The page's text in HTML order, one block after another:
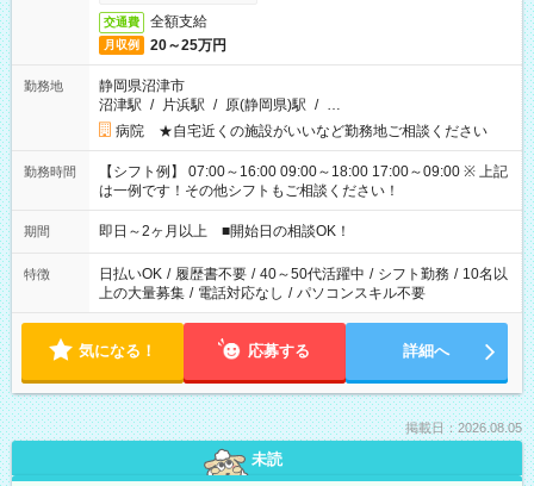
交通費 全額支給
月収例 20～25万円
勤務地
静岡県沼津市
沼津駅 / 片浜駅 / 原(静岡県)駅 / …
病院 ★自宅近くの施設がいいなど勤務地ご相談ください
勤務時間
【シフト例】 07:00～16:00 09:00～18:00 17:00～09:00 ※ 上記
は一例です！その他シフトもご相談ください！
期間 即日～2ヶ月以上 ■開始日の相談OK！
特徴 日払いOK / 履歴書不要 / 40～50代活躍中 / シフト勤務 / 10名以
上の大量募集 / 電話対応なし / パソコンスキル不要
気になる！ 応募する 詳細へ
掲載日：2026.08.05
未読